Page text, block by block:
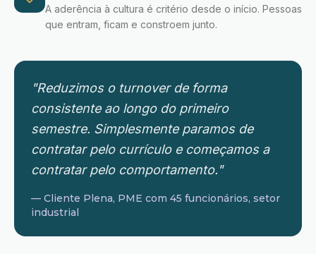
A aderência à cultura é critério desde o início. Pessoas
que entram, ficam e constroem junto.
"Reduzimos o turnover de forma
consistente ao longo do primeiro
semestre. Simplesmente paramos de
contratar pelo currículo e começamos a
contratar pelo comportamento."
— Cliente Plena, PME com 45 funcionários, setor
industrial